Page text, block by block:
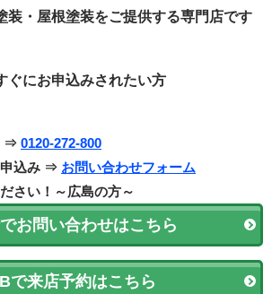
装・ 屋根塗装をご提供する専門店です
ぐにお申込みされたい方
⇒ 0120-272-800
申込み ⇒ お問い合わせフォーム
さい！～広島の方～
お問い合わせはこちら
で来店予約はこちら